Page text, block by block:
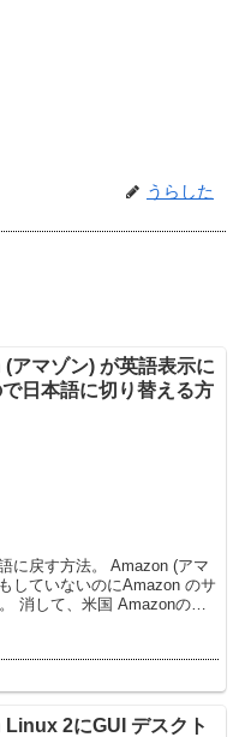
うらした
アマゾン) が英語表示に
日本語に切り替える方
に戻す方法。 Amazon (アマ
していないのにAmazon のサ
サ
2にGUI デスクト